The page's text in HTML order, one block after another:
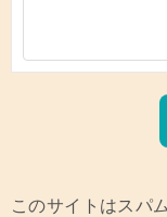
このサイトはスパ